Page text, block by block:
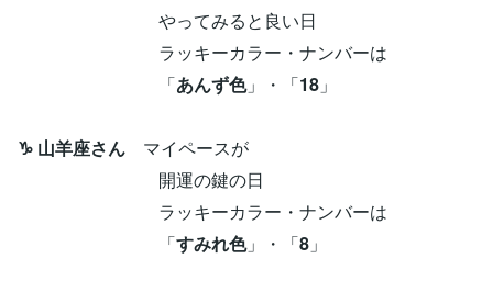
やってみると良い日
ラッキーカラー・ナンバーは
「あんず色」・「18 」
♑ 山羊座さん マイペースが
開運の鍵の日
ラッキーカラー・ナンバーは
「すみれ色」・「8 」